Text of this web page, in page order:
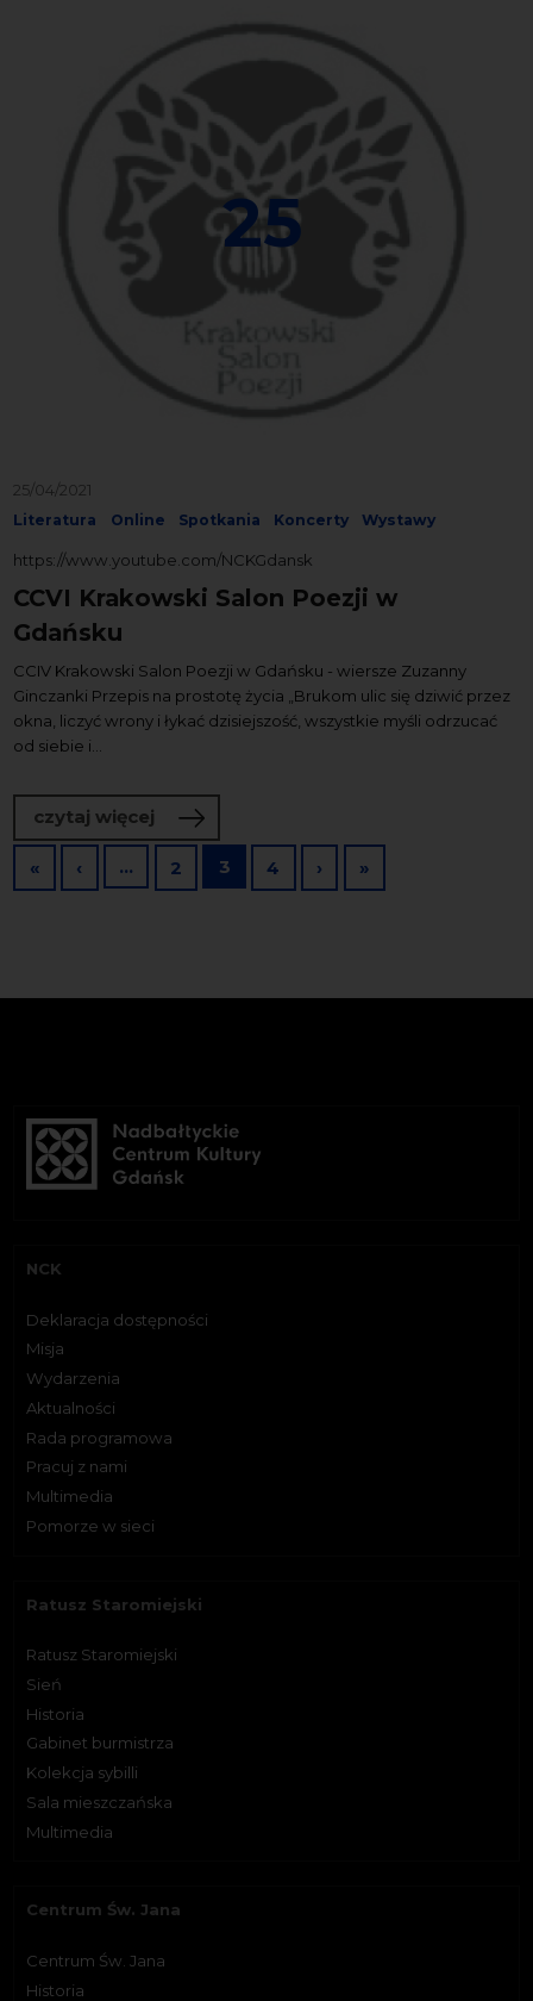
25
25/04/2021
Literatura Online Spotkania Koncerty Wystawy
https://www.youtube.com/NCKGdansk
CCVI Krakowski Salon Poezji w
Gdańsku
CCIV Krakowski Salon Poezji w Gdańsku - wiersze Zuzanny
Ginczanki Przepis na prostotę życia „Brukom ulic się dziwić przez
okna, liczyć wrony i łykać dzisiejszość, wszystkie myśli odrzucać
od siebie i...
czytaj więcej o CCVI Krakowski Salon Poezji w
Stronicowanie
«Pierwsza strona
‹ Poprzednia strona
… 2 3 4 › Następna strona
»Ostatnia strona
NCK
Deklaracja dostępności
Misja
Wydarzenia
Aktualności
Rada programowa
Pracuj z nami
Multimedia
Pomorze w sieci
Ratusz Staromiejski
Ratusz Staromiejski
Sień
Historia
Gabinet burmistrza
Kolekcja sybilli
Sala mieszczańska
Multimedia
Centrum Św. Jana
Centrum Św. Jana
Historia